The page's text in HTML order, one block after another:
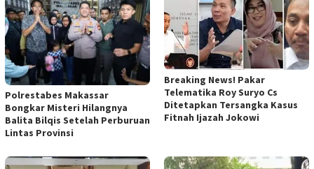
Polrestabes Makassar
Bongkar Misteri Hilangnya
Balita Bilqis Setelah Perburuan
Lintas Provinsi
Breaking News! Pakar
Telematika Roy Suryo Cs
Ditetapkan Tersangka Kasus
Fitnah Ijazah Jokowi